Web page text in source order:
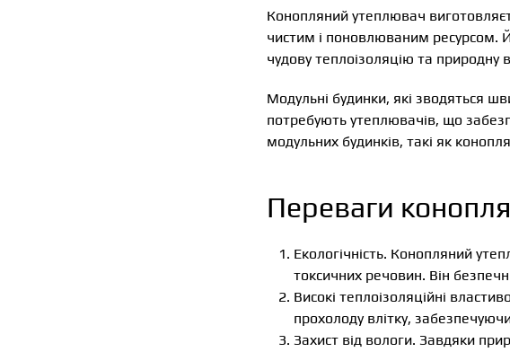
Конопляний утеплювач
чистим і поновлюваним ресурсом.
чудову теплоізоляцію та природну
Модульні будинки, які зводяться
потребують утеплювачів, що
модульних будинків, такі як
Переваги
Екологічність. Конопляний
токсичних речовин. Він
Високі теплоізоляційні
прохолоду влітку,
Захист від вологи. Завдяки